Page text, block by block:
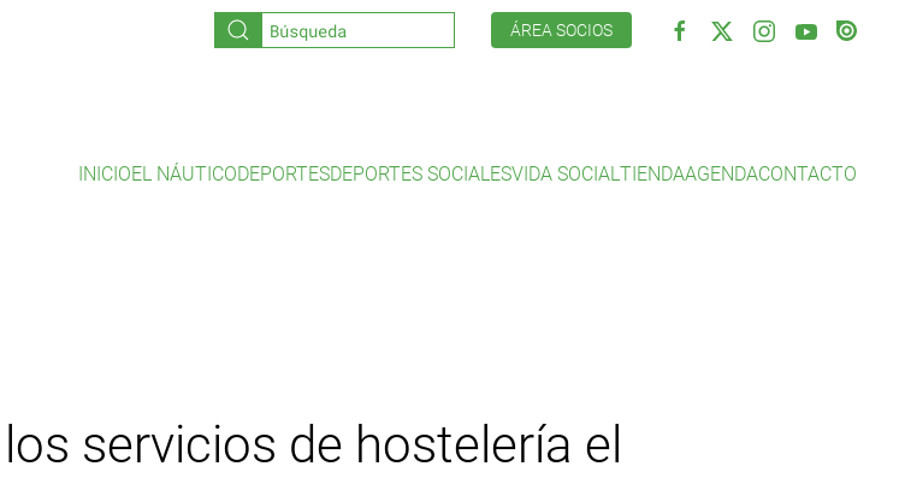
ÁREA SOCIOS
INICIOEL NÁUTICODEPORTESDEPORTES SOCIALESVIDA SOCIALTIENDAAGENDACONTACTO
servicios de hostelería el